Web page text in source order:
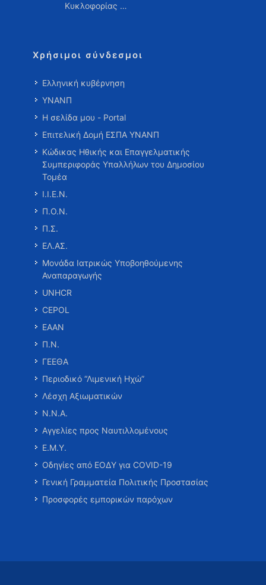
Κυκλοφορίας …
Χρήσιμοι σύνδεσμοι
Ελληνική κυβέρνηση
ΥΝΑΝΠ
Η σελίδα μου - Portal
Επιτελική Δομή ΕΣΠΑ ΥΝΑΝΠ
Κώδικας Ηθικής και Επαγγελματικής
Συμπεριφοράς Υπαλλήλων του Δημοσίου
Τομέα
Ι.Ι.Ε.Ν.
Π.Ο.Ν.
Π.Σ.
ΕΛ.ΑΣ.
Μονάδα Ιατρικώς Υποβοηθούμενης
Αναπαραγωγής
UNHCR
CEPOL
ΕΑΑΝ
Π.Ν.
ΓΕΕΘΑ
Περιοδικό “Λιμενική Ηχώ”
Λέσχη Αξιωματικών
Ν.Ν.Α.
Αγγελίες προς Ναυτιλλομένους
Ε.Μ.Υ.
Οδηγίες από ΕΟΔΥ για COVID-19
Γενική Γραμματεία Πολιτικής Προστασίας
Προσφορές εμπορικών παρόχων